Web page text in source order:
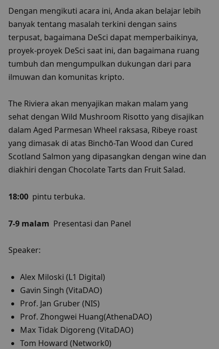
Dengan mengikuti acara ini, Anda akan belajar lebih
banyak tentang masalah terkini dengan sains
terpusat, bagaimana DeSci dapat memperbaikinya,
proyek-proyek DeSci saat ini, dan bagaimana ruang
tumbuh dan mengumpulkan dukungan dari para
ilmuwan dan komunitas kripto.
The Riviera akan menyajikan makan malam yang
sehat dengan Wild Mushroom Risotto yang disajikan
dalam Aged Parmesan Wheel raksasa, Ribeye roast
yang dimasak di atas Binchō-Tan Wood dan Cured
Scotland Salmon yang dipasangkan dengan wine dan
diakhiri dengan Chocolate Tarts dan Fruit Salad.
18:00
  pintu terbuka.
7-9 malam
  Presentasi dan Panel
Speaker:
Alex Miloski (L1 Digital)
Gavin Singh (VitaDAO)
Prof. Jan Gruber (NIS)
​Prof. Zhongwei Huang(AthenaDAO)
Max Tidak Digoreng (VitaDAO)
Tom Howard (Network0)